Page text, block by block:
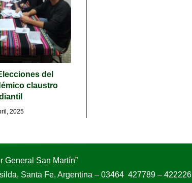
del
claustro
2025
General San Martín”
Santa Fe, Argentina – 03464 427789 – 422226